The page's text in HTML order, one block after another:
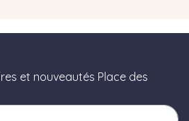
et nouveautés Place des